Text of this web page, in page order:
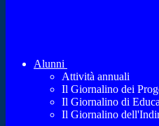
Alunni
Attività annuali
Il Giornalino dei
Il Giornalino di
Il Giornalino